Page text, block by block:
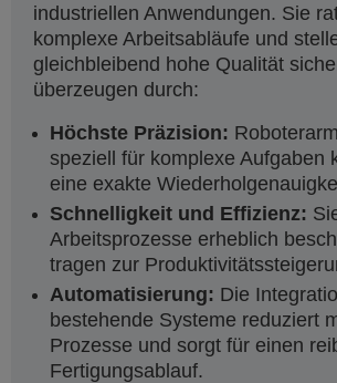
industriellen Anwendungen. Sie
komplexe Arbeitsabläufe und
gleichbleibend hohe Qualität
überzeugen durch:
Höchste Präzision:
speziell für komplexe Aufgaben
eine exakte
Schnelligkeit und Effizienz:
Arbeitsprozesse erheblich
tragen zur
Automatisierung: Die
bestehende Systeme reduziert
Prozesse und sorgt für einen
Fertigungsablauf.